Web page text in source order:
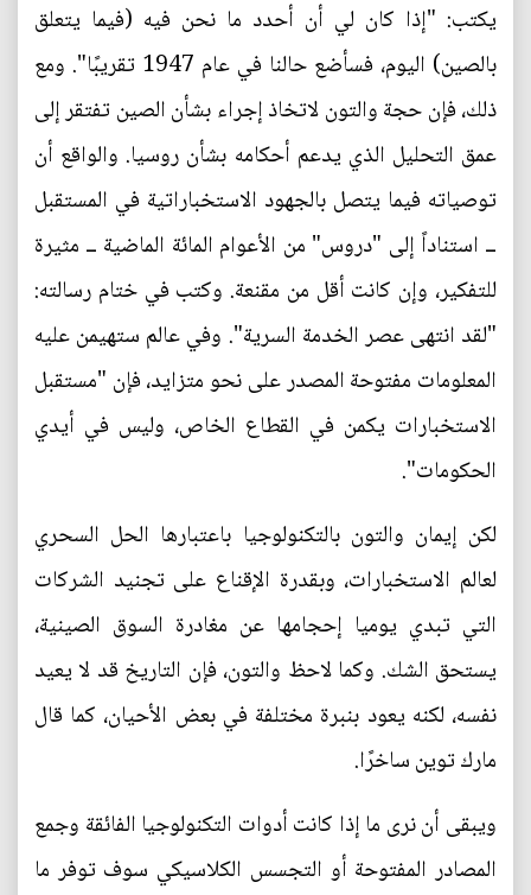
يكتب: "إذا كان لي أن أحدد ما نحن فيه (فيما يتعلق
بالصين) اليوم، فسأضع حالنا في عام 1947 تقريبًا". ومع
ذلك، فإن حجة والتون لاتخاذ إجراء بشأن الصين تفتقر إلى
عمق التحليل الذي يدعم أحكامه بشأن روسيا. والواقع أن
توصياته فيما يتصل بالجهود الاستخباراتية في المستقبل
ــ استناداً إلى "دروس" من الأعوام المائة الماضية ــ مثيرة
للتفكير، وإن كانت أقل من مقنعة. وكتب في ختام رسالته:
"لقد انتهى عصر الخدمة السرية". وفي عالم ستهيمن عليه
المعلومات مفتوحة المصدر على نحو متزايد، فإن "مستقبل
الاستخبارات يكمن في القطاع الخاص، وليس في أيدي
الحكومات".
لكن إيمان والتون بالتكنولوجيا باعتبارها الحل السحري
لعالم الاستخبارات، وبقدرة الإقناع على تجنيد الشركات
التي تبدي يوميا إحجامها عن مغادرة السوق الصينية،
يستحق الشك. وكما لاحظ والتون، فإن التاريخ قد لا يعيد
نفسه، لكنه يعود بنبرة مختلفة في بعض الأحيان، كما قال
مارك توين ساخرًا.
ويبقى أن نرى ما إذا كانت أدوات التكنولوجيا الفائقة وجمع
المصادر المفتوحة أو التجسس الكلاسيكي سوف توفر ما